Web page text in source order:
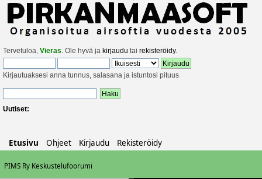
Tervetuloa, Vieras. Ole hyvä ja kirjaudu tai rekisteröidy.
Kirjautuaksesi anna tunnus, salasana ja istuntosi pituus
Uutiset:
Etusivu Ohjeet Kirjaudu Rekisteröidy
PIMS Ry Keskustelufoorumi